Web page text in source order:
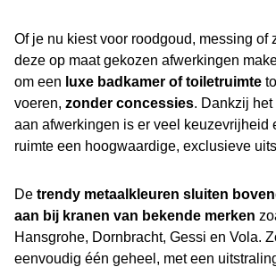
Of je nu kiest voor roodgoud, messing of
deze op maat gekozen afwerkingen
om een luxe badkamer of toiletruimte
voeren, zonder concessies. Dankzij het
aan afwerkingen is er veel keuzevrijheid
ruimte een hoogwaardige, exclusieve
De trendy metaalkleuren sluiten
aan bij kranen van bekende merken
Hansgrohe, Dornbracht, Gessi en Vola.
eenvoudig één geheel, met een